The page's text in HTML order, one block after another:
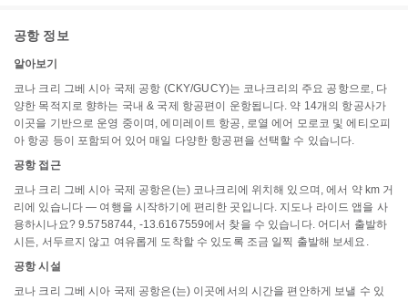
공항 정보
알아보기
코나 크리 그베 시아 국제 공항 (CKY/GUCY)는 코나크리의 주요 공항으로, 다
양한 목적지로 향하는 국내 & 국제 항공편이 운항됩니다. 약 14개의 항공사가
이곳을 기반으로 운영 중이며, 에미레이트 항공, 로열 에어 모로코 및 에티오피
아 항공 등이 포함되어 있어 매일 다양한 항공편을 선택할 수 있습니다.
공항 접근
코나 크리 그베 시아 국제 공항은(는) 코나크리에 위치해 있으며, 에서 약 km 거
리에 있습니다 — 여행을 시작하기에 편리한 곳입니다. 지도나 라이드 앱을 사
용하시나요? 9.5758744, -13.6167559에서 찾을 수 있습니다. 어디서 출발하
시든, 서두르지 않고 여유롭게 도착할 수 있도록 조금 일찍 출발해 보세요.
공항 시설
코나 크리 그베 시아 국제 공항은(는) 이곳에서의 시간을 편안하게 보낼 수 있